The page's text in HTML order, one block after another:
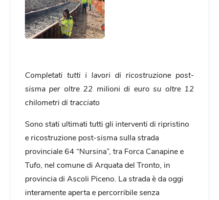
Completati tutti i lavori di ricostruzione post-
sisma per oltre 22 milioni di euro su oltre 12
chilometri di tracciato
Sono stati ultimati tutti gli interventi di ripristino
e ricostruzione post-sisma sulla strada
provinciale 64 “Nursina”, tra Forca Canapine e
Tufo, nel comune di Arquata del Tronto, in
provincia di Ascoli Piceno. La strada è da oggi
interamente aperta e percorribile senza